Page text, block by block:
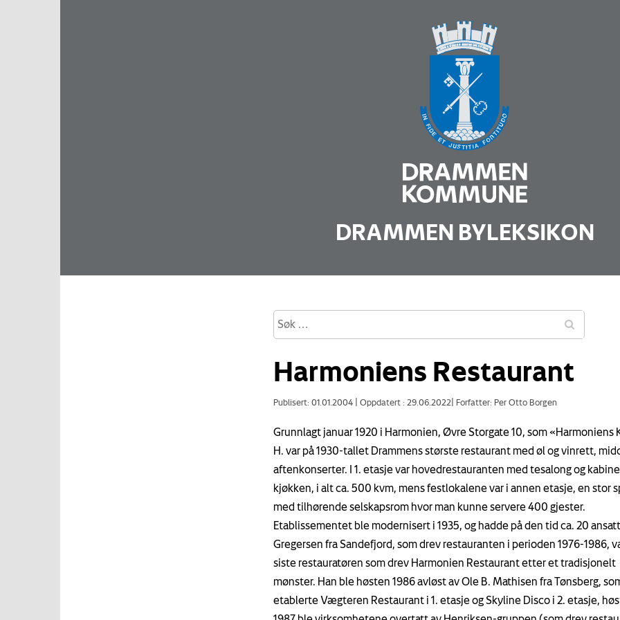
DRAMMEN BYLEKSIKON
Harmoniens Restaurant
Publisert: 01.01.2004 Oppdatert : 29.06.2022 Forfatter: Per Otto Borgen
Grunnlagt januar 1920 i Harmonien, Øvre Storgate 10, som «Harmoniens
H. var på 1930-tallet Drammens største restaurant med øl­ og vinrett,
aftenkonserter. I 1. etasje var hovedrestauranten med tesalong og
kjøkken, i alt ca. 500 kvm, mens festlokalene var i annen etasje, en stor
med tilhørende selskapsrom hvor man kunne servere 400 gjester.
Etablissementet ble modernisert i 1935, og hadde på den tid ca. 20
Gregersen fra Sandefjord, som drev restauranten i perioden 1976-1986,
siste restauratøren som drev Harmonien Restaurant etter et tradisjonelt
mønster. Han ble høsten 1986 avløst av Ole B. Mathisen fra Tønsberg,
etablerte Vægteren Restaurant i 1. etasje og Skyline Disco i 2. etasje,